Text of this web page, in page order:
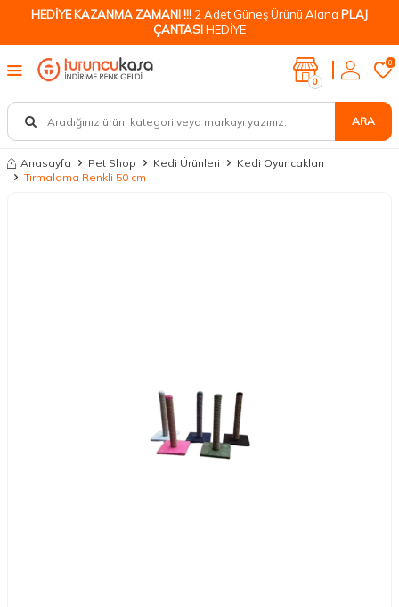
HEDİYE KAZANMA ZAMANI !!! 2 Adet Güneş Ürünü Alana PLAJ
ÇANTASIHEDİYE
ARA
0
0
Anasayfa Pet Shop Kedi Ürünleri
Kedi Oyuncakları
Tırmalama Renkli 50 cm